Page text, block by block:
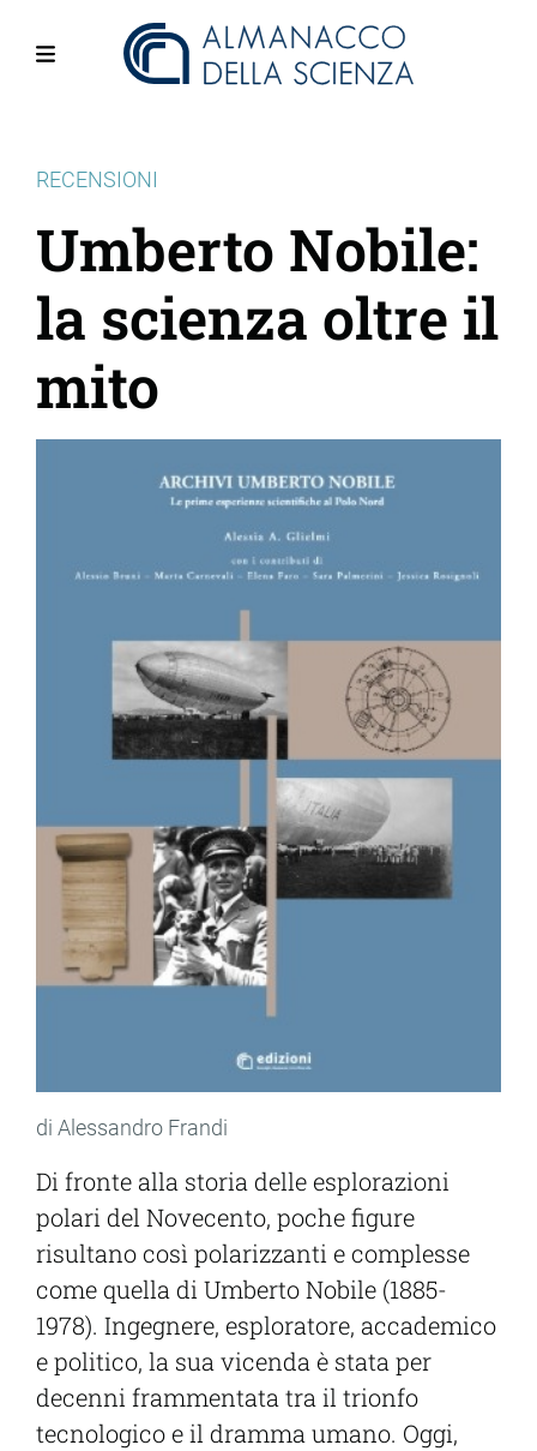
RECENSIONI
Umberto Nobile:
la scienza oltre il
mito
di Alessandro Frandi
Di fronte alla storia delle esplorazioni
polari del Novecento, poche figure
risultano così polarizzanti e complesse
come quella di Umberto Nobile (1885-
1978). Ingegnere, esploratore, accademico
e politico, la sua vicenda è stata per
decenni frammentata tra il trionfo
tecnologico e il dramma umano. Oggi,